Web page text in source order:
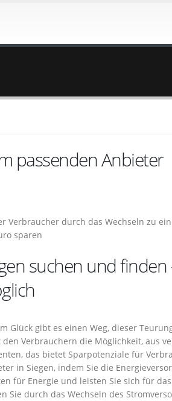
passenden Anbieter
Verbraucher durch das Wechseln zu
sparen
suchen und finden
Glück gibt es einen Weg, dieser
Verbrauchern die Möglichkeit, aus
das bietet Sparpotenziale für
in Siegen, indem Sie die
für Energie und leisten Sie sich für
Sie durch das Wechseln des